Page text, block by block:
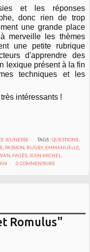
et les réponses
donc rien de trop
une grande place
merveille les thèmes
une petite rubrique
d'apprendre des
lexique présent à la fin
techniques et les
intéressants !
JEUNESSE TAGS :QUESTIONS
PASSION RUGBY, EMMANUELLE
FAGÈS JEAN-MICHEL
0 COMMENTAIRE
Romulus"